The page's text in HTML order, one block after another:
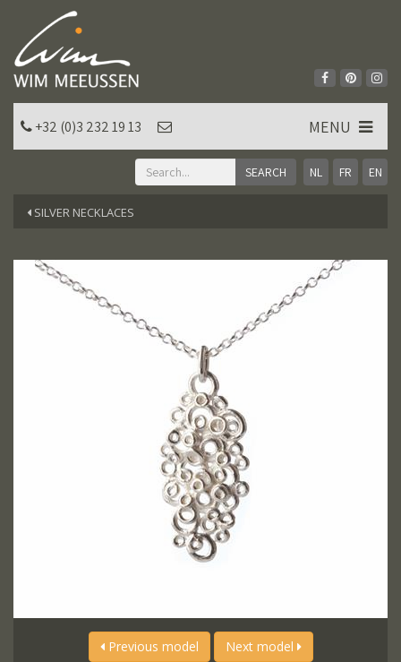
NL FR EN
+32 (0)3 232 19 13 MENU
SILVER NECKLACES
Previous model Next model